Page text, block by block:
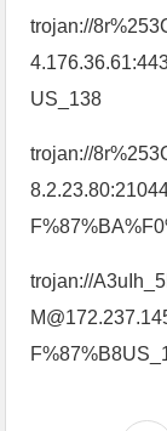
trojan://
US_138
trojan://
trojan://